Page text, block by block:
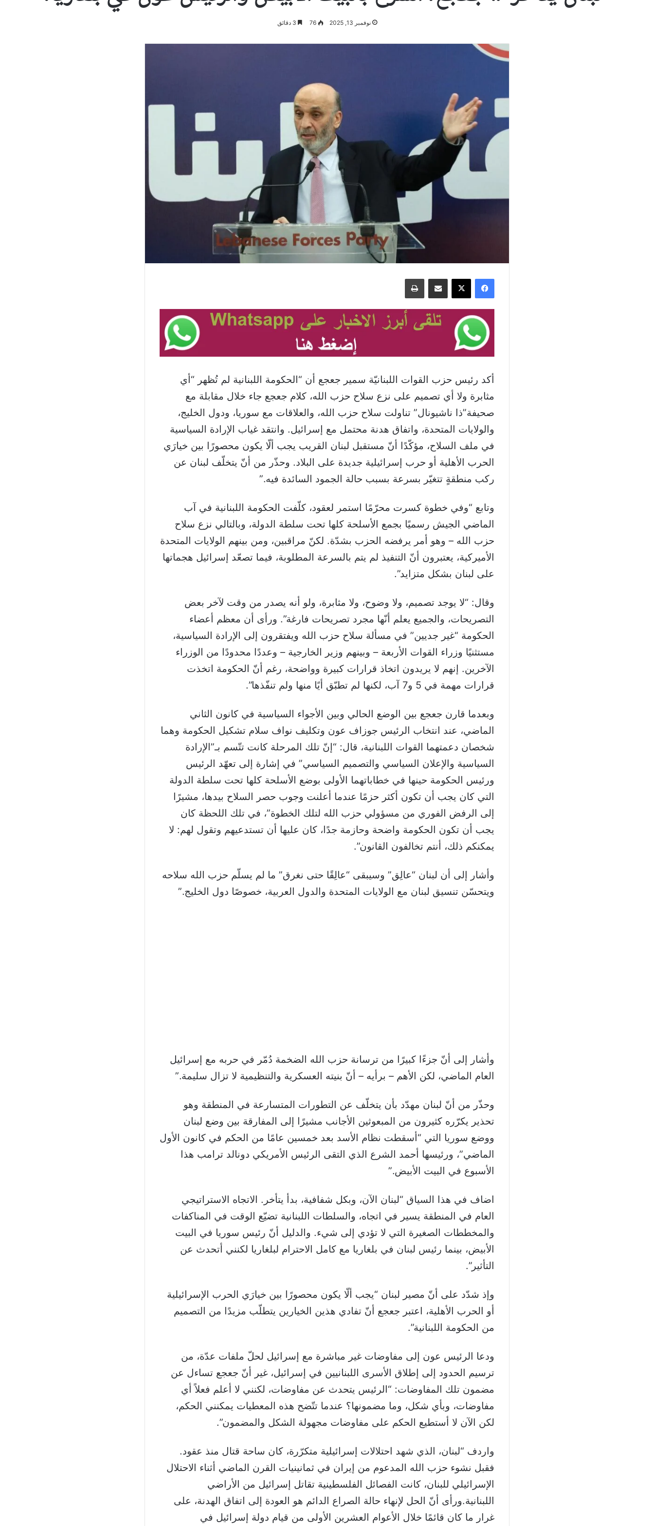
نوفمبر 13, 2025 76
فيسبوك ‫X مشاركة عبر البريد طباعة
أكد رئيس حزب القوات اللبنانيّة سمير جعجع أن “الحكومة اللبنانية لم تُظهر “أي
مثابرة ولا أي تصميم على نزع سلاح حزب الله، كلام جعجع جاء خلال مقابلة مع
صحيفة”ذا ناشيونال” تناولت سلاح حزب الله، والعلاقات مع سوريا، ودول الخليج،
والولايات المتحدة، واتفاق هدنة محتمل مع إسرائيل. وانتقد غياب الإرادة السياسية
في ملف السلاح، مؤكّدًا أنّ مستقبل لبنان القريب يجب ألّا يكون محصورًا بين خيارَي
الحرب الأهلية أو حرب إسرائيلية جديدة على البلاد. وحذّر من أنّ يتخلّف لبنان عن
ركب منطقةٍ تتغيّر بسرعة بسبب حالة الجمود السائدة فيه.”
وتابع “وفي خطوة كسرت محرّمًا استمر لعقود، كلّفت الحكومة اللبنانية في آب
الماضي الجيش رسميًا بجمع الأسلحة كلها تحت سلطة الدولة، وبالتالي نزع سلاح
حزب الله – وهو أمر يرفضه الحزب بشدّة. لكنّ مراقبين، ومن بينهم الولايات المتحدة
الأميركية، يعتبرون أنّ التنفيذ لم يتم بالسرعة المطلوبة، فيما تصعّد إسرائيل هجماتها
على لبنان بشكل متزايد”.
وقال: “لا يوجد تصميم، ولا وضوح، ولا مثابرة، ولو أنه يصدر من وقت لآخر بعض
التصريحات، والجميع يعلم أنّها مجرد تصريحات فارغة”. ورأى أن معظم أعضاء
الحكومة “غير جديين” في مسألة سلاح حزب الله ويفتقرون إلى الإرادة السياسية،
مستثنيًا وزراء القوات الأربعة – وبينهم وزير الخارجية – وعددًا محدودًا من الوزراء
الآخرين. إنهم لا يريدون اتخاذ قرارات كبيرة وواضحة، رغم أنّ الحكومة اتخذت
قرارات مهمة في 5 و7 آب، لكنها لم تطبّق أيًا منها ولم تنفّذها”.
وبعدما قارن جعجع بين الوضع الحالي وبين الأجواء السياسية في كانون الثاني
الماضي، عند انتخاب الرئيس جوزاف عون وتكليف نواف سلام تشكيل الحكومة وهما
شخصان دعمتهما القوات اللبنانية، قال: “إنّ تلك المرحلة كانت تتّسم بـ”الإرادة
السياسية والإعلان السياسي والتصميم السياسي” في إشارة إلى تعهّد الرئيس
ورئيس الحكومة حينها في خطاباتهما الأولى بوضع الأسلحة كلها تحت سلطة الدولة
التي كان يجب أن تكون أكثر حزمًا عندما أعلنت وجوب حصر السلاح بيدها، مشيرًا
إلى الرفض الفوري من مسؤولي حزب الله لتلك الخطوة”، في تلك اللحظة كان
يجب أن تكون الحكومة واضحة وحازمة جدًا، كان عليها أن تستدعيهم وتقول لهم: لا
يمكنكم ذلك، أنتم تخالفون القانون”.
وأشار إلى أن لبنان “عالِق” وسيبقى “عالِقًا حتى نغرق” ما لم يسلّم حزب الله سلاحه
ويتحسّن تنسيق لبنان مع الولايات المتحدة والدول العربية، خصوصًا دول الخليج.”
وأشار إلى أنّ جزءًا كبيرًا من ترسانة حزب الله الضخمة دُمّر في حربه مع إسرائيل
العام الماضي، لكن الأهم – برأيه – أنّ بنيته العسكرية والتنظيمية لا تزال سليمة.”
وحذّر من أنّ لبنان مهدّد بأن يتخلّف عن التطورات المتسارعة في المنطقة وهو
تحذير يكرّره كثيرون من المبعوثين الأجانب مشيرًا إلى المفارقة بين وضع لبنان
ووضع سوريا التي “أسقطت نظام الأسد بعد خمسين عامًا من الحكم في كانون الأول
الماضي”، ورئيسها أحمد الشرع الذي التقى الرئيس الأمريكي دونالد ترامب هذا
الأسبوع في البيت الأبيض.”
اضاف في هذا السياق “لبنان الآن، وبكل شفافية، بدأ يتأخر. الاتجاه الاستراتيجي
العام في المنطقة يسير في اتجاه، والسلطات اللبنانية تضيّع الوقت في المناكفات
والمخططات الصغيرة التي لا تؤدي إلى شيء. والدليل أنّ رئيس سوريا في البيت
الأبيض، بينما رئيس لبنان في بلغاريا مع كامل الاحترام لبلغاريا لكنني أتحدث عن
التأثير”.
وإذ شدّد على أنّ مصير لبنان “يجب ألّا يكون محصورًا بين خيارَي الحرب الإسرائيلية
أو الحرب الأهلية، اعتبر جعجع أنّ تفادي هذين الخيارين يتطلّب مزيدًا من التصميم
من الحكومة اللبنانية”.
ودعا الرئيس عون إلى مفاوضات غير مباشرة مع إسرائيل لحلّ ملفات عدّة، من
ترسيم الحدود إلى إطلاق الأسرى اللبنانيين في إسرائيل، غير أنّ جعجع تساءل عن
مضمون تلك المفاوضات: “الرئيس يتحدث عن مفاوضات، لكنني لا أعلم فعلاً أي
مفاوضات، وبأي شكل، وما مضمونها؟ عندما تتّضح هذه المعطيات يمكنني الحكم،
لكن الآن لا أستطيع الحكم على مفاوضات مجهولة الشكل والمضمون”.
واردف “لبنان، الذي شهد احتلالات إسرائيلية متكرّرة، كان ساحة قتال منذ عقود.
فقبل نشوء حزب الله المدعوم من إيران في ثمانينيات القرن الماضي أثناء الاحتلال
الإسرائيلي للبنان، كانت الفصائل الفلسطينية تقاتل إسرائيل من الأراضي
اللبنانية.ورأى أنّ الحل لإنهاء حالة الصراع الدائم هو العودة إلى اتفاق الهدنة، على
غرار ما كان قائمًا خلال الأعوام العشرين الأولى من قيام دولة إسرائيل في